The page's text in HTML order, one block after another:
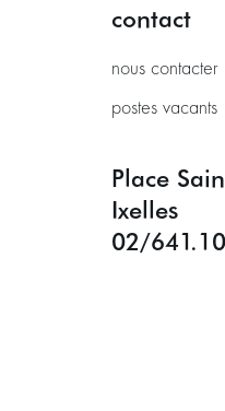
contact
nous contacter
postes vacants
Place
Ixelles
02/